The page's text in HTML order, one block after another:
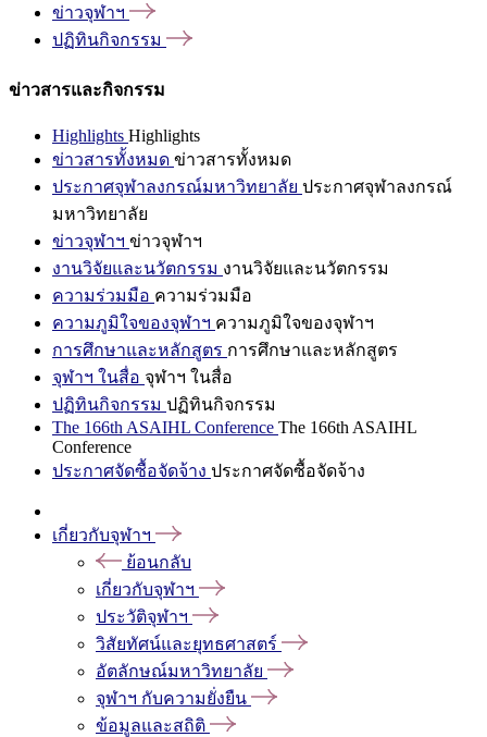
ข่าวจุฬาฯ
ปฏิทินกิจกรรม
ข่าวสารและกิจกรรม
Highlights Highlights
ข่าวสารทั้งหมด ข่าวสารทั้งหมด
ประกาศจุฬาลงกรณ์มหาวิทยาลัย ประกาศจุฬาลงกรณ์
มหาวิทยาลัย
ข่าวจุฬาฯ ข่าวจุฬาฯ
งานวิจัยและนวัตกรรม งานวิจัยและนวัตกรรม
ความร่วมมือ ความร่วมมือ
ความภูมิใจของจุฬาฯ ความภูมิใจของจุฬาฯ
การศึกษาและหลักสูตร การศึกษาและหลักสูตร
จุฬาฯ ในสื่อ จุฬาฯ ในสื่อ
ปฏิทินกิจกรรม ปฏิทินกิจกรรม
The 166th ASAIHL Conference The 166th ASAIHL
Conference
ประกาศจัดซื้อจัดจ้าง ประกาศจัดซื้อจัดจ้าง
เกี่ยวกับจุฬาฯ
ย้อนกลับ
เกี่ยวกับจุฬาฯ
ประวัติจุฬาฯ
วิสัยทัศน์และยุทธศาสตร์
อัตลักษณ์มหาวิทยาลัย
จุฬาฯ กับความยั่งยืน
ข้อมูลและสถิติ